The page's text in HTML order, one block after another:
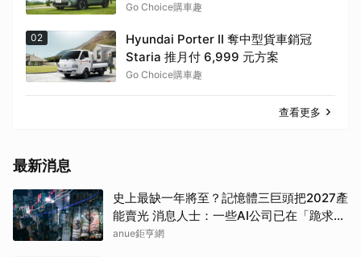
Go Choice購車趣
02
Hyundai Porter II 奪中型貨車銷冠
Staria 推月付 6,999 元方案
Go Choice購車趣
查看更多
最新消息
史上最缺一年將至？記憶體三巨頭把2027產
能賣光 消息人士：一些AI公司已在「跪求晶
片」
anue鉅亨網